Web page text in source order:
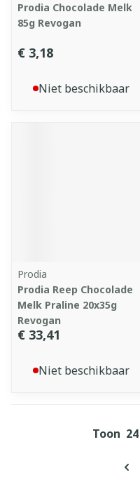
Prodia Chocolade Melk
85g Revogan
€ 3,18
Niet beschikbaar
Prodia
Prodia Reep Chocolade
Melk Praline 20x35g
Revogan
€ 33,41
Niet beschikbaar
Toon